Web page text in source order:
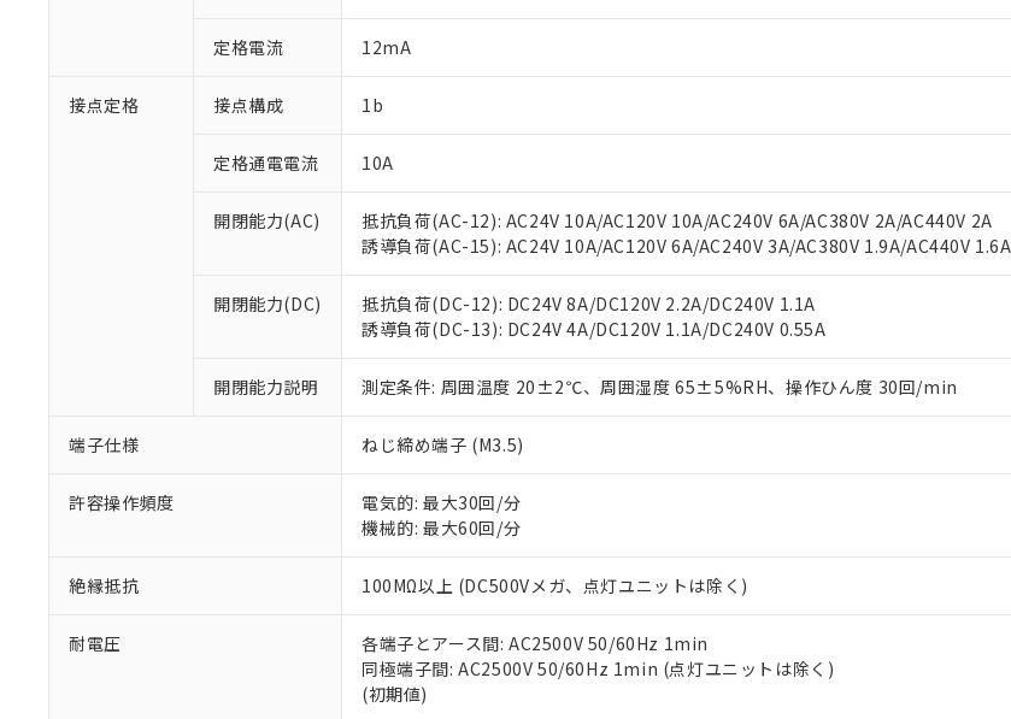
定格電流 12mA
接点定格 接点構成 1b
定格通電電流 10A
開閉能力(AC)
抵抗負荷(AC-12): AC24V 10A/AC120V 10A/AC240V 6A/AC380V 2A/AC440V 2A
誘導負荷(AC-15): AC24V 10A/AC120V 6A/AC240V 3A/AC380V 1.9A/AC440V 1.6A
開閉能力(DC)
抵抗負荷(DC-12): DC24V 8A/DC120V 2.2A/DC240V 1.1A
誘導負荷(DC-13): DC24V 4A/DC120V 1.1A/DC240V 0.55A
開閉能力説明 測定条件: 周囲温度 20±2℃、周囲湿度 65±5%RH、操作ひん度 30回/min
端子仕様 ねじ締め端子 (M3.5)
許容操作頻度
電気的: 最大30回/分
機械的: 最大60回/分
絶縁抵抗 100MΩ以上 (DC500Vメガ、点灯ユニットは除く)
耐電圧
各端子とアース間: AC2500V 50/60Hz 1min
同極端子間: AC2500V 50/60Hz 1min (点灯ユニットは除く)
(初期値)
以下の条件をお読みいただき、同意のうえご利用ください。
くものです。
在庫状況および標準価格照会結果は、記載している更新日時点での社内
正式な納期状況および標準価格はお客様のお取引先、またはお客様担当
当社販売員にご相談ください。
オムロン制御機器販売店や当社販売拠点は「 販売ネットワーク
」をご
す。
マイパーツ機能（部品リスト作成サービス）をご利用いただくには、I-
ている必要があります。
お客様が当ウェブサイト上で当社にご登録された部品リストについて、
が、当社の製品・サービスに関するお客様との取引・商談に必要な範囲
さい。
※当社の共同利用者とは、
*EU RoHS指令（10物質）：
鉛(Pb) 1000ppm以下、 水銀(Hg) 1000ppm以下、 カドミウム(Cd) 100ppm以下、
ル（DBP） 1000ppm以下、フタル酸ジイソブチル (DIBP) 1000ppm以下
フタル酸エステル類の４物質については閾値を超える意図的な使用がないことを確認しています。
※2 対応予定月
※3 非含有証明書ダウンロード
下記の非含有証明書をダウンロードすることができます。
EU RoHS指令（10物質）の非含有証明書
51物質の非含有証明書（当社基準）
※本証明書は発行日時点で非含有を証明するもので、過去に遡って非含有を証
また、RoHS指令のフタル酸エステル類４物質の対応では、対応完了までの
混在することから備考欄に対応日を記載しておりました。
既に当社にて対応品への在庫切替を完了していることから、特段のことがな
り割愛しております。
「○」：最大均質材料含有率が中国RoHSの基準値以下であることを示します
「×」：最大均質材料含有率が中国RoHSの基準値を超えていることを示します
「－」：未確認です。当社販売部門へお問い合わせください。
Cr(Ⅵ)(六価クロム) : 1000ppm、 PBBs(ポリ臭化ビフェニル類) : 1000ppm、 PBDEs(ポリ臭化ジフェ
DEHP(フタル酸ビス(2-エチルヘキシル)) : 1000ppm
※2 環境保護使用期限
「ｅ」：有害物質（10物質）のすべてが基準値以下であることを示します。
「10」：通常の使用状況下において有害物質が外部に漏えいし、環境に深刻な
「－」：未確認です。当社販売部門へお問い合わせください。
う）を輸出または国外への提供する場合は、日本国政府の輸出許可(また
当社は規制貨物を破棄する場合は、完全に破砕するなど、違法に輸出さ
当社は貴社製品を、核兵器、ミサイル、化学兵器、生物兵器またはその
置等に一切使用いたしません。
当社は、貴社製品を第三者に販売する場合は、上記1、2および3の内容を
また当社は、販売先および販売に係わる関係者が違法に輸出するおそれ
合意する キャンセ
△ 一定数には満たないが在庫あり
－
在庫なし(最新の在庫状況については、お客様のお取引先、またはお
機器販売店・当社販売員にご確認ください)
空
白
受注生産機種、また在庫状況の情報を公開していない機種